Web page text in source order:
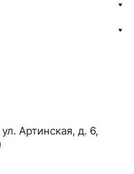
Артинская, д. 6,